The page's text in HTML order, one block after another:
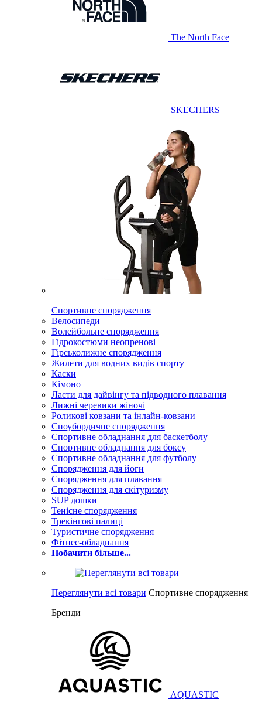
The North Face
SKECHERS
Спортивне спорядження
Велосипеди
Волейбольне спорядження
Гідрокостюми неопренові
Гірськолижне спорядження
Жилети для водних видів спорту
Каски
Кімоно
Ласти для дайвінгу та підводного плавання
Лижні черевики жіночі
Роликові ковзани та інлайн-ковзани
Сноубордичне спорядження
Спортивне обладнання для баскетболу
Спортивне обладнання для боксу
Спортивне обладнання для футболу
Спорядження для йоги
Спорядження для плавання
Спорядження для скітуризму
SUP дошки
Тенісне спорядження
Трекінгові палиці
Туристичне спорядження
Фітнес-обладнання
Побачити більше...
Переглянути всі товари Спортивне спорядження
Бренди
AQUASTIC